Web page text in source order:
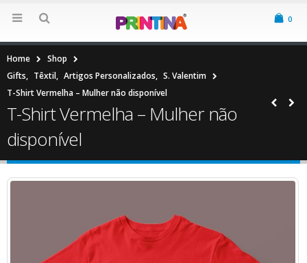
0
Home
Shop
Gifts, Têxtil, Artigos Personalizados, S. Valentim
T-Shirt Vermelha – Mulher não disponível
T-Shirt Vermelha – Mulher não
disponível